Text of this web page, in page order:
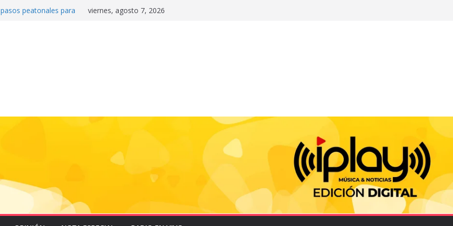
peatonales para
historia en el Draft
la motocicleta a la
2026
e impulsa triunfo de
viernes, agosto 7, 2026